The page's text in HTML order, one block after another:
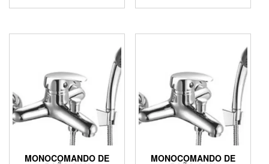
MONOCOMANDO DE MONOCOMANDO DE